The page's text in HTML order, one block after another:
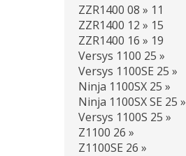
ZZR1400 08 » 11
ZZR1400 12 » 15
ZZR1400 16 » 19
Versys 1100 25 »
Versys 1100SE 25 »
Ninja 1100SX 25 »
Ninja 1100SX SE 25 »
Versys 1100S 25 »
Z1100 26 »
Z1100SE 26 »